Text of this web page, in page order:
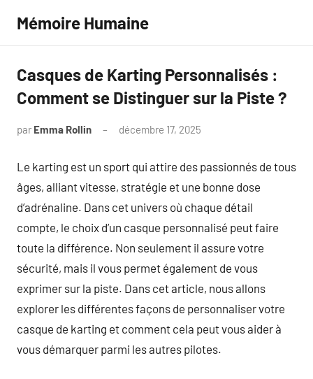
contenu
Mémoire Humaine
Casques de Karting Personnalisés :
Comment se Distinguer sur la Piste ?
par Emma Rollin décembre 17, 2025
Le karting est un sport qui attire des passionnés de tous
âges, alliant vitesse, stratégie et une bonne dose
d’adrénaline. Dans cet univers où chaque détail
compte, le choix d’un casque personnalisé peut faire
toute la différence. Non seulement il assure votre
sécurité, mais il vous permet également de vous
exprimer sur la piste. Dans cet article, nous allons
explorer les différentes façons de personnaliser votre
casque de karting et comment cela peut vous aider à
vous démarquer parmi les autres pilotes.